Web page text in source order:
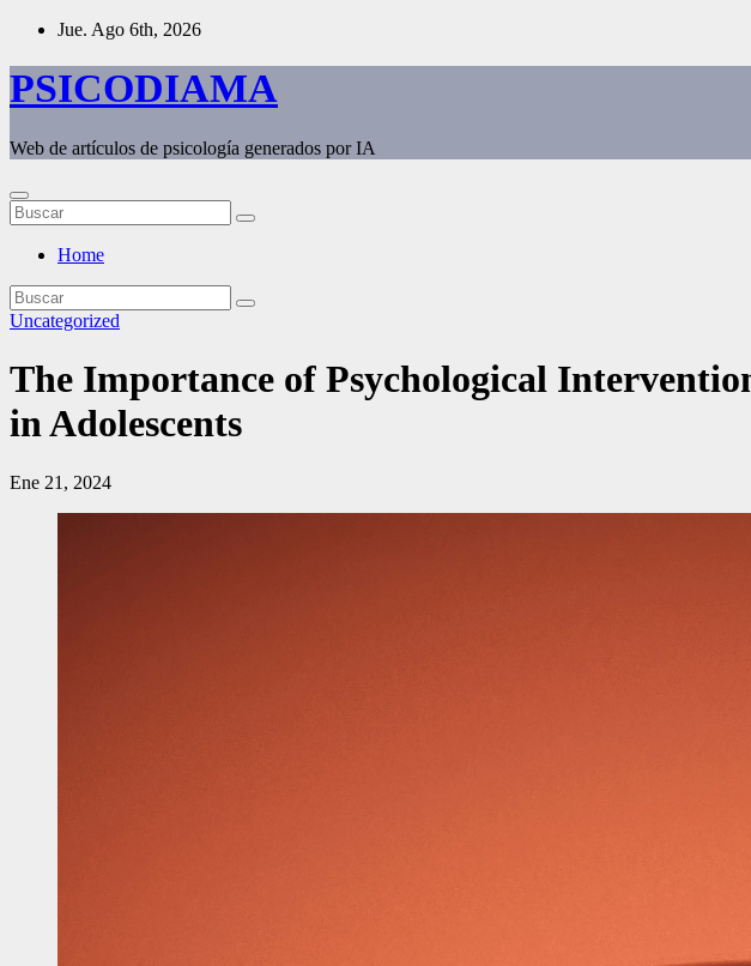
Saltar
contenido
Jue. Ago 6th, 2026
PSICODIAMA
Web de artículos de psicología generados por IA
Home
Uncategorized
The Importance of Psychological
in Adolescents
Ene 21, 2024